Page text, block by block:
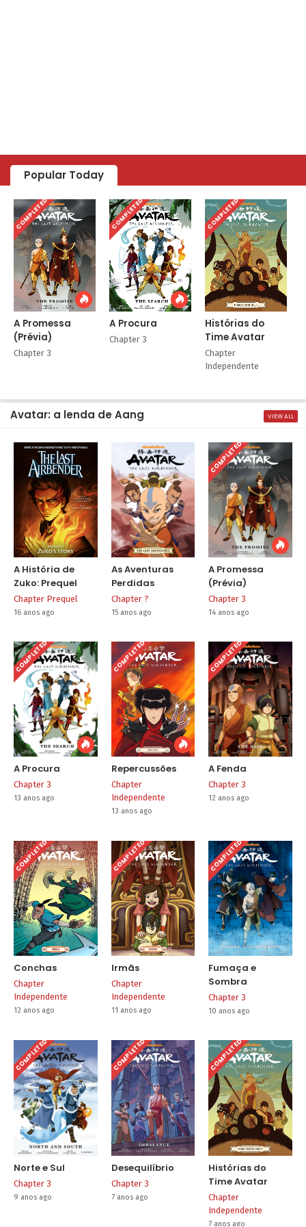
Popular Today
COMPLETED
A Promessa
(Prévia)
Chapter 3
COMPLETED
A Procura
Chapter 3
COMPLETED
Histórias do
Time Avatar
Chapter
Independente
Avatar: a lenda de Aang VIEW ALL
A História de
Zuko: Prequel
Chapter Prequel
16 anos ago
As Aventuras
Perdidas
Chapter ?
15 anos ago
COMPLETED
A Promessa
(Prévia)
Chapter 3
14 anos ago
COMPLETED
A Procura
Chapter 3
13 anos ago
COMPLETED
Repercussões
Chapter
Independente
13 anos ago
COMPLETED
A Fenda
Chapter 3
12 anos ago
COMPLETED
Conchas
Chapter
Independente
12 anos ago
COMPLETED
Irmãs
Chapter
Independente
11 anos ago
COMPLETED
Fumaça e
Sombra
Chapter 3
10 anos ago
COMPLETED
Norte e Sul
Chapter 3
9 anos ago
COMPLETED
Desequilíbrio
Chapter 3
7 anos ago
COMPLETED
Histórias do
Time Avatar
Chapter
Independente
7 anos ago